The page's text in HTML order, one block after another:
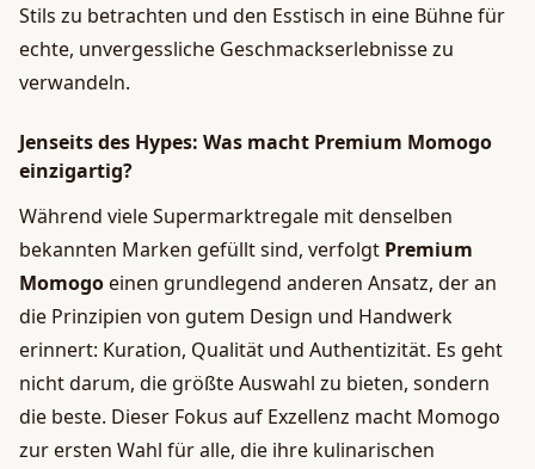
Stils zu betrachten und den Esstisch in eine Bühne für
echte, unvergessliche Geschmackserlebnisse zu
verwandeln.
Jenseits des Hypes: Was macht Premium Momogo
einzigartig?
Während viele Supermarktregale mit denselben
bekannten Marken gefüllt sind, verfolgt Premium
Momogoeinen grundlegend anderen Ansatz, der an
die Prinzipien von gutem Design und Handwerk
erinnert: Kuration, Qualität und Authentizität. Es geht
nicht darum, die größte Auswahl zu bieten, sondern
die beste. Dieser Fokus auf Exzellenz macht Momogo
zur ersten Wahl für alle, die ihre kulinarischen